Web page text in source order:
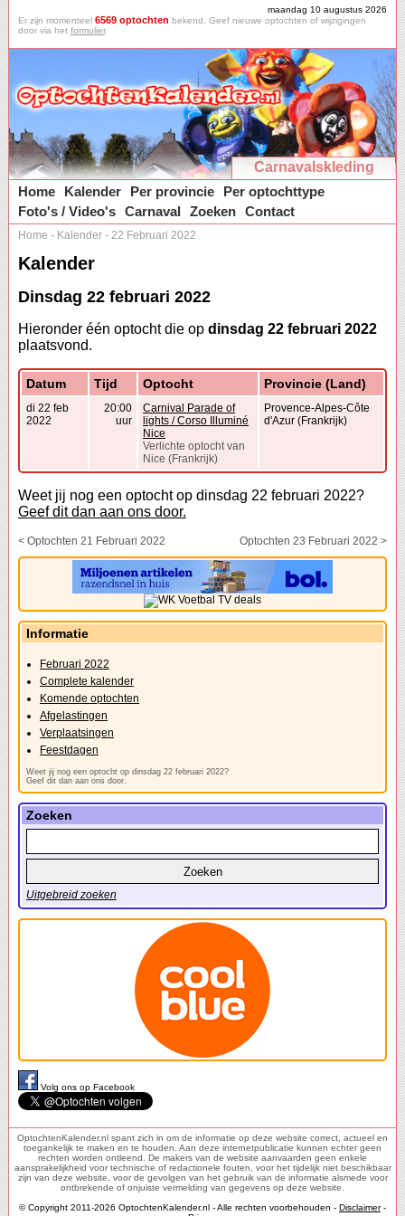
maandag 10 augustus 2026
Er zijn momenteel 6569 optochten bekend. Geef nieuwe optochten of wijzigingen
door via het formulier.
Carnavalskleding
Home
Kalender Per provincie
Per optochttype
Foto's / Video's Carnaval Zoeken Contact
Home - Kalender - 22 Februari 2022
Kalender
Dinsdag 22 februari 2022
Hieronder één optocht die op dinsdag 22 februari 2022
plaatsvond.
Datum Tijd Optocht Provincie (Land)
di 22 feb
2022
20:00
uur
Carnival Parade of
lights / Corso Illuminé
Nice
Verlichte optocht van
Nice (Frankrijk)
Provence-Alpes-Côte
d'Azur (Frankrijk)
Weet jij nog een optocht op dinsdag 22 februari 2022?
Geef dit dan aan ons door.
< Optochten 21 Februari 2022 Optochten 23 Februari 2022 >
Informatie
Februari 2022
Complete kalender
Komende optochten
Afgelastingen
Verplaatsingen
Feestdagen
Weet jij nog een optocht op dinsdag 22 februari 2022?
Geef dit dan aan ons door.
Zoeken
Uitgebreid zoeken
Volg ons op Facebook
OptochtenKalender.nl spant zich in om de informatie op deze website correct, actueel en
toegankelijk te maken en te houden. Aan deze internetpublicatie kunnen echter geen
rechten worden ontleend. De makers van de website aanvaarden geen enkele
aansprakelijkheid voor technische of redactionele fouten, voor het tijdelijk niet beschikbaar
zijn van deze website, voor de gevolgen van het gebruik van de informatie alsmede voor
ontbrekende of onjuiste vermelding van gegevens op deze website.
© Copyright 2011-2026 OptochtenKalender.nl - Alle rechten voorbehouden - Disclaimer-